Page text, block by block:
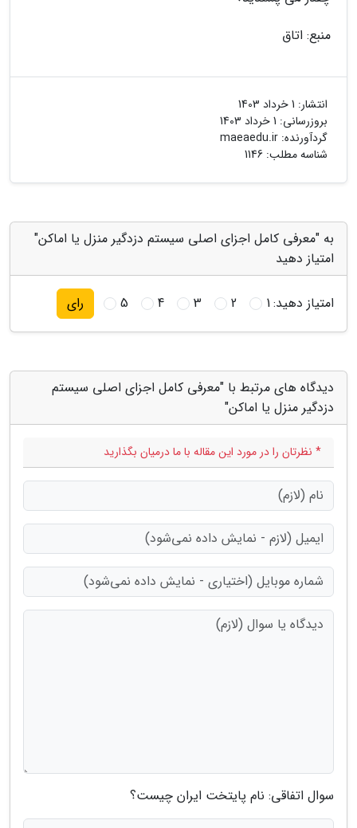
منبع: اتاق
انتشار: 1 خرداد 1403
بروزرسانی: 1 خرداد 1403
گردآورنده: maeaedu.ir
شناسه مطلب: 1146
به "معرفی کامل اجزای اصلی سیستم دزدگیر منزل یا اماکن"
امتیاز دهید
امتیاز دهید:1
2
3
4
5 رای
دیدگاه های مرتبط با "معرفی کامل اجزای اصلی سیستم
دزدگیر منزل یا اماکن"
* نظرتان را در مورد این مقاله با ما درمیان بگذارید
سوال اتفاقی: نام پایتخت ایران چیست؟